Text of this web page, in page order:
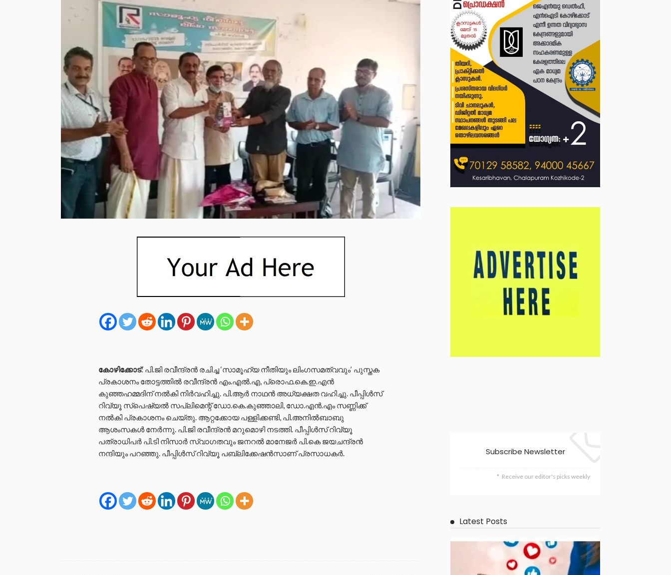
കോഴിക്കോട്: പി.ജി രവീന്ദ്രന്‍ രചിച്ച ‘സാമൂഹ്യ നീതിയും ലിംഗസമത്വവും’ പുസ്തക
പ്രകാശനം തോട്ടത്തില്‍ രവീന്ദ്രന്‍ എം.എല്‍.എ, പ്രൊഫ.കെ.ഇ.എന്‍
കുഞ്ഞഹമ്മദിന് നല്‍കി നിര്‍വഹിച്ചു. പി.ആര്‍ നാഥന്‍ അധ്യക്ഷത വഹിച്ചു. പീപ്പിള്‍സ്
റിവ്യൂ സ്പെഷ്യല്‍ സപ്ലിമെന്റ് ഡോ.കെ.കുഞ്ഞാലി, ഡോ.എന്‍.എം സണ്ണിക്ക്
നല്‍കി പ്രകാശനം ചെയ്തു. ആറ്റക്കോയ പള്ളിക്കണ്ടി, പി.അനില്‍ബാബു
ആശംസകള്‍ നേര്‍ന്നു. പി.ജി രവീന്ദ്രന്‍ മറുമൊഴി നടത്തി. പീപ്പിള്‍സ് റിവ്യൂ
പത്രാധിപര്‍ പി.ടി നിസാര്‍ സ്വാഗതവും ജനറല്‍ മാനേജര്‍ പി.കെ ജയചന്ദ്രന്‍
നന്ദിയും പറഞ്ഞു. പീപ്പിള്‍സ് റിവ്യൂ പബ്ലിക്കേഷന്‍സാണ് പ്രസാധകര്‍.
Subscribe Newsletter
Receive our editor's picks weekly
Latest Posts